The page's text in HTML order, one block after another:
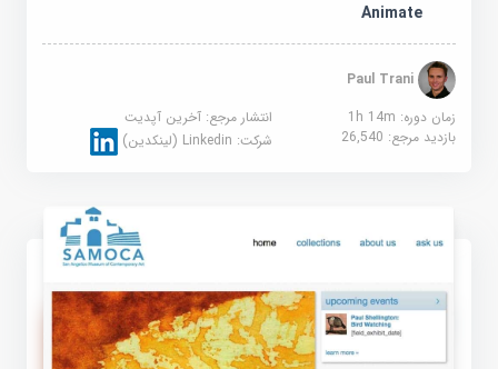
Animate
Paul Trani
زمان دوره: 1h 14m
انتشار مرجع:آخرین آپدیت
بازدید مرجع:26,540 شرکت:Linkedin (لینکدین)